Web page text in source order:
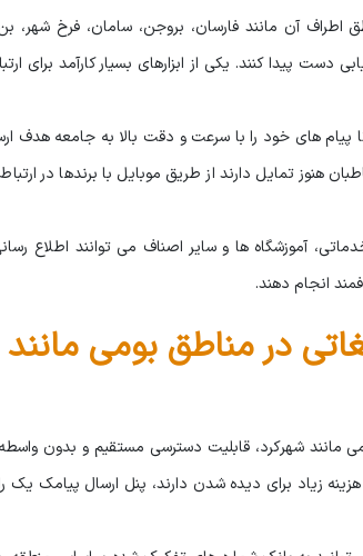
اطراف آن مانند فارسان، بروجن، سامان، فرخ
دست پیدا کنند. یکی از ابزارهای بسیار کارآمد برای
پیام های خود را با سرعت و دقت بالا به جامعه هدف
تمایل دارند از طریق موبایل با برندها در ارتباط
آموزشگاه ها و سایر اصناف می توانند اطلاع
انجام دهند.
در مناطق بومی مانند
مانند شهرکرد، قابلیت دسترسی مستقیم و بدون
زیاد برای دیده شدن دارند، پنل ارسال پیامک یک